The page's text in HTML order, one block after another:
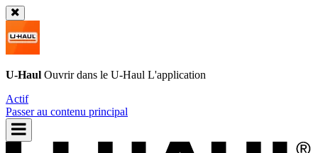
U-Haul Ouvrir dans le U-Haul L'application
Actif
Passer au contenu principal